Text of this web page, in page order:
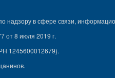
надзору в сфере связи,
от 8 июля 2019 г.
1245600012679).